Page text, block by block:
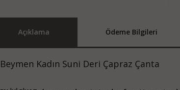
Açıklama Ödeme Bilgileri
Beymen Kadın Suni Deri Çapraz Çanta